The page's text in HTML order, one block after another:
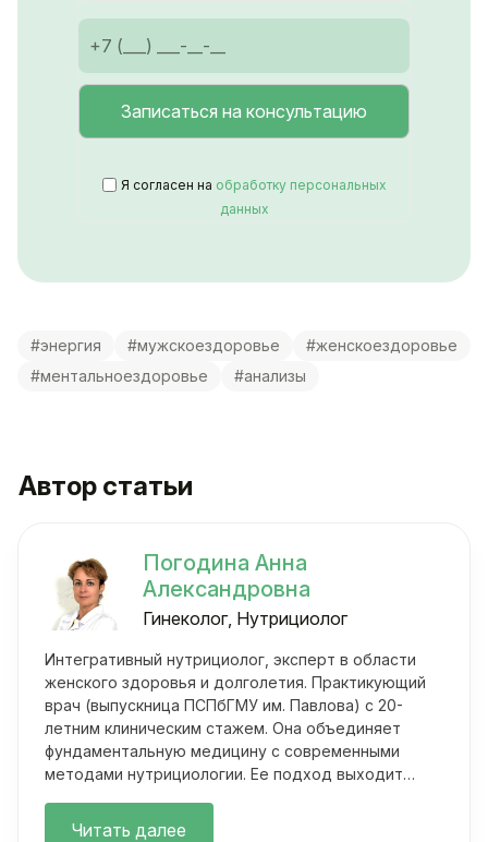
Я согласен на обработку персональных
данных
#энергия #мужскоездоровье
#женскоездоровье
#ментальноездоровье
#анализы
Автор статьи
Погодина Анна
Александровна
Гинеколог, Нутрициолог
Интегративный нутрициолог, эксперт в области
женского здоровья и долголетия. Практикующий
врач (выпускница ПСПбГМУ им. Павлова) с 20-
летним клиническим стажем. Она объединяет
фундаментальную медицину с современными
методами нутрициологии. Ее подход выходит
Читать далее